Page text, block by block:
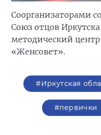
Соорганизаторами
Союз отцов
методический
«Женсовет».
#Иркутская
#первички